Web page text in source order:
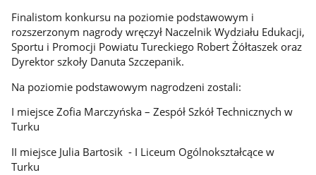
Finalistom konkursu na poziomie podstawowym i
rozszerzonym nagrody wręczył Naczelnik Wydziału Edukacji,
Sportu i Promocji Powiatu Tureckiego Robert Żółtaszek oraz
Dyrektor szkoły Danuta Szczepanik.
Na poziomie podstawowym nagrodzeni zostali:
I miejsce Zofia Marczyńska – Zespół Szkół Technicznych w
Turku
II miejsce Julia Bartosik - I Liceum Ogólnokształcące w
Turku